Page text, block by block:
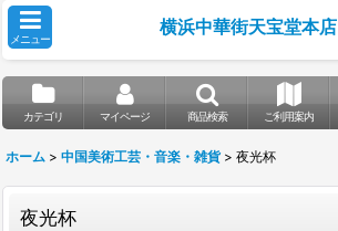
メニュー
横浜中華街天宝堂本店
カテゴリ マイページ 商品検索 ご利用案内
ホーム > 中国美術工芸・音楽・雑貨 > 夜光杯
夜光杯